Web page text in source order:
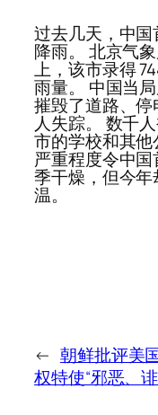
过去几天，中
降雨。 北京气
上，该市录得
雨量。 中国当
摧毁了道路、
人失踪。 数千
市的学校和其
严重程度令中
季干燥，但今
温。
← 朝鲜批评美
权特使“邪恶、